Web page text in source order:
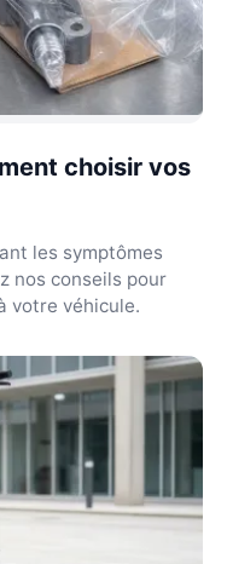
choisir vos
les symptômes
nos conseils pour
votre véhicule.